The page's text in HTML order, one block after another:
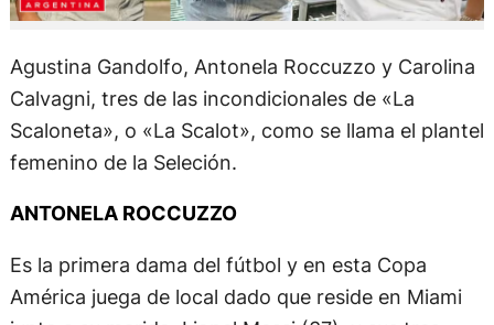
Agustina Gandolfo, Antonela Roccuzzo y Carolina
Calvagni, tres de las incondicionales de «La
Scaloneta», o «La Scalot», como se llama el plantel
femenino de la Seleción.
ANTONELA ROCCUZZO
Es la primera dama del fútbol y en esta Copa
América juega de local dado que reside en Miami